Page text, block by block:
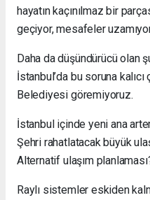
hayatın kaçınılmaz bir
geçiyor, mesafeler
Daha da düşündürücü olan
İstanbul’da bu soruna
Belediyesi göremiyoruz.
İstanbul içinde yeni ana
Şehri rahatlatacak büyük
Alternatif ulaşım
Raylı sistemler eskiden